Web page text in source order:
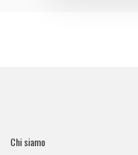
Chi siamo